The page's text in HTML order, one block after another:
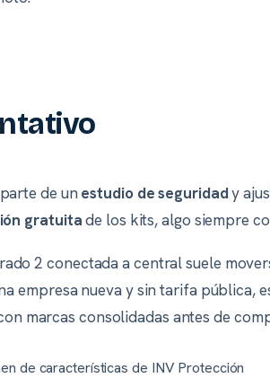
de unestudio de seguridady
gratuitade los kits, algo siempre
2 conectada a central suele
empresa nueva y sin tarifa pública,
marcas consolidadas antes de
de características de INV Protección